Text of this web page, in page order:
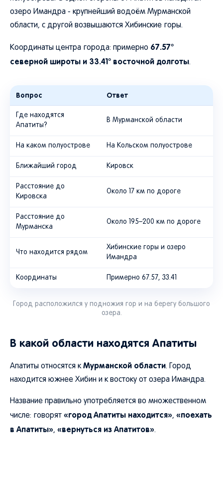
озеро Имандра - крупнейший водоём Мурманской
области, с другой возвышаются Хибинские горы.
Координаты центра города: примерно 67.57°
северной широты и 33.41° восточной долготы.
Вопрос Ответ
Где находятся
Апатиты?
В Мурманской области
На каком полуострове На Кольском полуострове
Ближайший город Кировск
Расстояние до
Кировска
Около 17 км по дороге
Расстояние до
Мурманска
Около 195–200 км по дороге
Что находится рядом
Хибинские горы и озеро
Имандра
Координаты Примерно 67.57, 33.41
Город расположился у подножия гор и на берегу большого
озера.
В какой области находятся Апатиты
Апатиты относятся к Мурманской области. Город
находится южнее Хибин и к востоку от озера Имандра.
Название правильно употребляется во множественном
числе: говорят «город Апатиты находится», «поехать
в Апатиты», «вернуться из Апатитов».